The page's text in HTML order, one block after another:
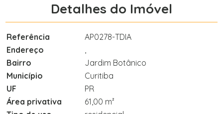
Detalhes do Imóvel
Referência
AP0278-TDIA
Endereço
,
Bairro
Jardim Botânico
Município
Curitiba
UF
PR
Área privativa
61,00 m²